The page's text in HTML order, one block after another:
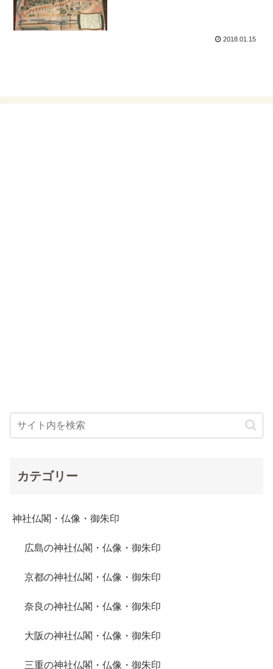
2018.01.15
カテゴリー
神社仏閣・仏像・御朱印
広島の神社仏閣・仏像・御朱印
京都の神社仏閣・仏像・御朱印
奈良の神社仏閣・仏像・御朱印
大阪の神社仏閣・仏像・御朱印
三重の神社仏閣・仏像・御朱印